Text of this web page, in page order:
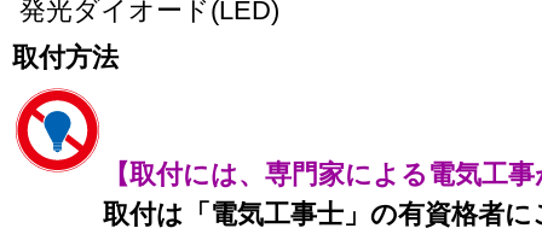
発光ダイオード(LED)
取付方法
【取付には、専門家による電気工
取付は「電気工事士」の有資格者